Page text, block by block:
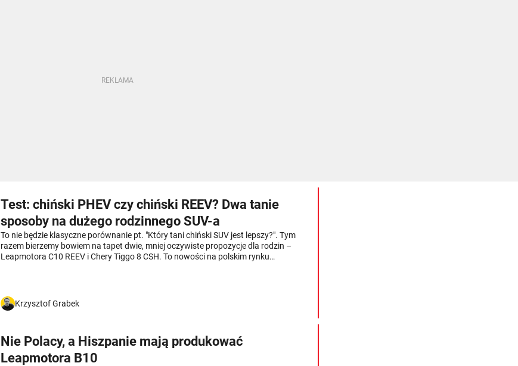
Test: chiński PHEV czy chiński REEV? Dwa tanie
sposoby na dużego rodzinnego SUV-a
To nie będzie klasyczne porównanie pt. "Który tani chiński SUV jest lepszy?". Tym
razem bierzemy bowiem na tapet dwie, mniej oczywiste propozycje dla rodzin –
Leapmotora C10 REEV i Chery Tiggo 8 CSH. To nowości na polskim rynku
Krzysztof Grabek
Nie Polacy, a Hiszpanie mają produkować
Leapmotora B10